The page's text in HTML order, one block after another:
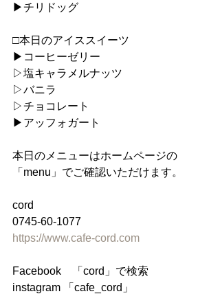
▶︎チリドッグ
□本日のアイススイーツ
︎▶︎コーヒーゼリー
▷塩キャラメルナッツ
▷バニラ
▷チョコレート
▶︎アッフォガート
本日のメニューはホームページの
「menu」でご確認いただけます。
cord
0745-60-1077
https://www.cafe-cord.com
Facebook　「cord」で検索
instagram 「cafe_cord」